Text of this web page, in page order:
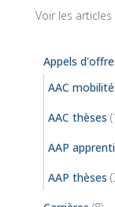
Voir les
Appels
AAC
AAC thèses
AAP
AAP thèses